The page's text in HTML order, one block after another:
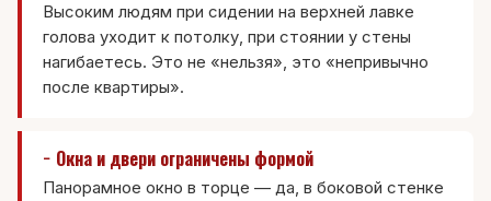
Высоким людям при сидении на верхней лавке
голова уходит к потолку, при стоянии у стены
нагибаетесь. Это не «нельзя», это «непривычно
после квартиры».
− Окна и двери ограничены формой
Панорамное окно в торце — да, в боковой стенке